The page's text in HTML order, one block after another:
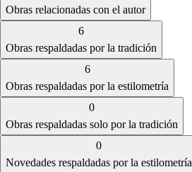
Obras relacionadas con el autor
6
Obras respaldadas por la tradición
6
Obras respaldadas por la estilometría
0
Obras respaldadas solo por la tradición
0
Novedades respaldadas por la estilometría